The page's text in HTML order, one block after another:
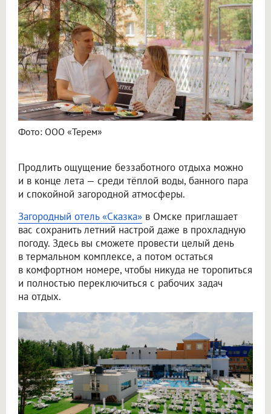
Фото: ООО «Терем»
Продлить ощущение беззаботного отдыха можно
и в конце лета — среди тёплой воды, банного пара
и спокойной загородной атмосферы.
Загородный отель «Сказка» в Омске приглашает
вас сохранить летний настрой даже в прохладную
погоду. Здесь вы сможете провести целый день
в термальном комплексе, а потом остаться
в комфортном номере, чтобы никуда не торопиться
и полностью переключиться с рабочих задач
на отдых.